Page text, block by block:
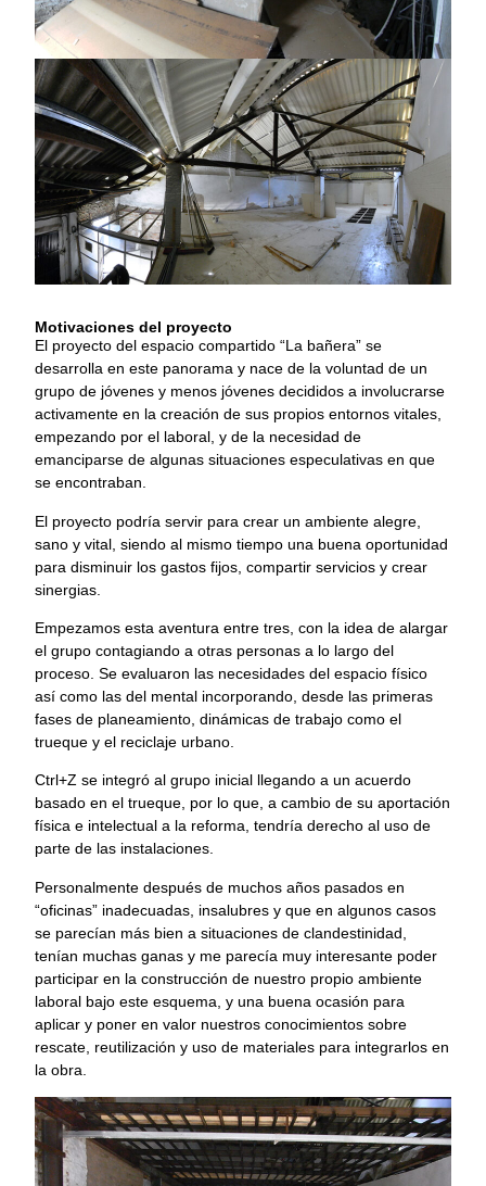
Motivaciones del proyecto
El proyecto del espacio compartido “La bañera” se
desarrolla en este panorama y nace de la voluntad de un
grupo de jóvenes y menos jóvenes decididos a involucrarse
activamente en la creación de sus propios entornos vitales,
empezando por el laboral, y de la necesidad de
emanciparse de algunas situaciones especulativas en que
se encontraban.
El proyecto podría servir para crear un ambiente alegre,
sano y vital, siendo al mismo tiempo una buena oportunidad
para disminuir los gastos fijos, compartir servicios y crear
sinergias.
Empezamos esta aventura entre tres, con la idea de alargar
el grupo contagiando a otras personas a lo largo del
proceso. Se evaluaron las necesidades del espacio físico
así como las del mental incorporando, desde las primeras
fases de planeamiento, dinámicas de trabajo como el
trueque y el reciclaje urbano.
Ctrl+Z se integró al grupo inicial llegando a un acuerdo
basado en el trueque, por lo que, a cambio de su aportación
física e intelectual a la reforma, tendría derecho al uso de
parte de las instalaciones.
Personalmente después de muchos años pasados en
“oficinas” inadecuadas, insalubres y que en algunos casos
se parecían más bien a situaciones de clandestinidad,
tenían muchas ganas y me parecía muy interesante poder
participar en la construcción de nuestro propio ambiente
laboral bajo este esquema, y una buena ocasión para
aplicar y poner en valor nuestros conocimientos sobre
rescate, reutilización y uso de materiales para integrarlos en
la obra.